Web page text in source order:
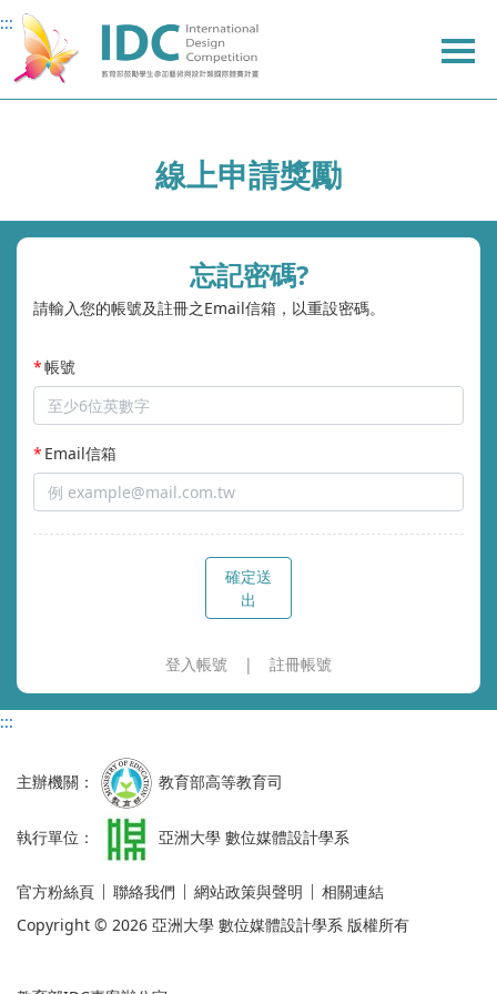
主
要
內
::: 主
要
內
上
方
選
線上申請獎勵
忘記密碼?
請輸入您的帳號及註冊之Email信箱，以重設密碼。
帳號
Email信箱
確定送
出
登入帳號 註冊帳號
:::
主辦機關： 教育部高等教育司
執行單位： 亞洲大學 數位媒體設計學系
官方粉絲頁 聯絡我們 網站政策與聲明
相關連結
Copyright © 2026 亞洲大學 數位媒體設計學系 版權所有